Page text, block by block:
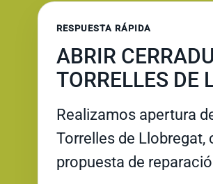
RESPUESTA RÁPIDA
ABRIR
TORRELLES DE
Realizamos apertura
Torrelles de Llobregat,
propuesta de